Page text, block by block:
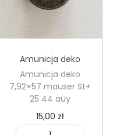
Amunicja deko
Amunicja deko
7,92×57 mauser St+
25 44 auy
15,00 zł